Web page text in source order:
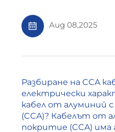
Aug 08,2025
Разбиране на CCA
електрически
кабел от алуминий
(CCA)? Кабелът от
покритие (CCA)